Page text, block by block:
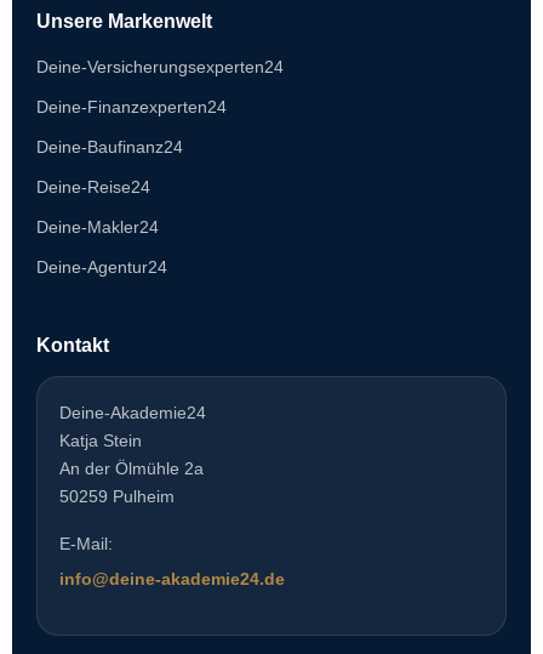
Unsere Markenwelt
Deine-Versicherungsexperten24
Deine-Finanzexperten24
Deine-Baufinanz24
Deine-Reise24
Deine-Makler24
Deine-Agentur24
Kontakt
Deine-Akademie24
Katja Stein
An der Ölmühle 2a
50259 Pulheim
E-Mail:
info@deine-akademie24.de